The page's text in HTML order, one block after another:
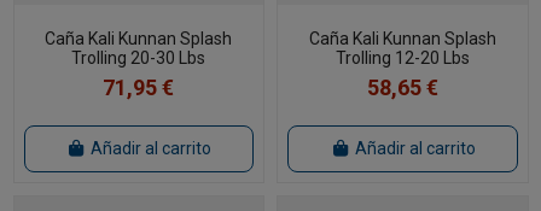
Caña Kali Kunnan Splash
Trolling 20-30 Lbs
71,95 €
Añadir al carrito
Caña Kali Kunnan Splash
Trolling 12-20 Lbs
58,65 €
Añadir al carrito